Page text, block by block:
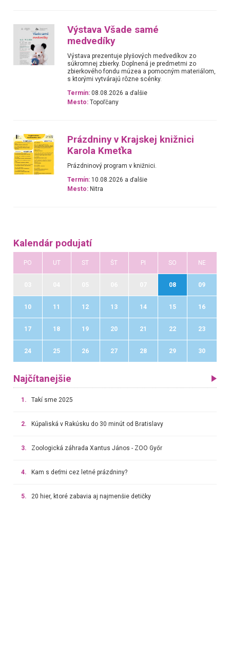
Výstava Všade samé
medvedíky
Výstava prezentuje plyšových medvedíkov zo
súkromnej zbierky. Doplnená je predmetmi zo
zbierkového fondu múzea a pomocným materiálom,
s ktorými vytvárajú rôzne scénky.
Termín: 08.08.2026 a ďalšie
Mesto: Topoľčany
Prázdniny v Krajskej knižnici
Karola Kmeťka
Prázdninový program v knižnici.
Termín: 10.08.2026 a ďalšie
Mesto: Nitra
Kalendár podujatí
PO UT ST ŠT PI SO NE
08 09
10 11 12 13 14 15 16
17 18 19 20 21 22 23
24 25 26 27 28 29 30
Najčítanejšie
1. Takí sme 2025
2. Kúpaliská v Rakúsku do 30 minút od Bratislavy
3. Zoologická záhrada Xantus János - ZOO Győr
4. Kam s deťmi cez letné prázdniny?
5. 20 hier, ktoré zabavia aj najmenšie detičky